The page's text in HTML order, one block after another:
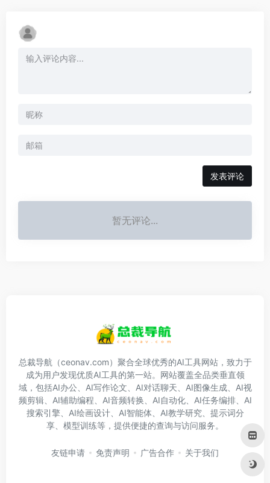
发表评论
暂无评论...
总裁导航（ceonav.com）聚合全球优秀的AI工具网站，致力于
成为用户发现优质AI工具的第一站。网站覆盖全品类垂直领
域，包括AI办公、AI写作论文、AI对话聊天、AI图像生成、AI视
频剪辑、AI辅助编程、AI音频转换、AI自动化、AI任务编排、AI
搜索引擎、AI绘画设计、AI智能体、AI教学研究、提示词分
享、模型训练等，提供便捷的查询与访问服务。
友链申请 免责声明 广告合作 关于我们